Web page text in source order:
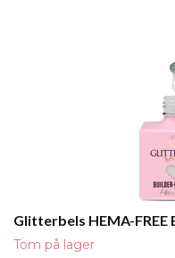
Glitterbels HEMA-
Tom på lager